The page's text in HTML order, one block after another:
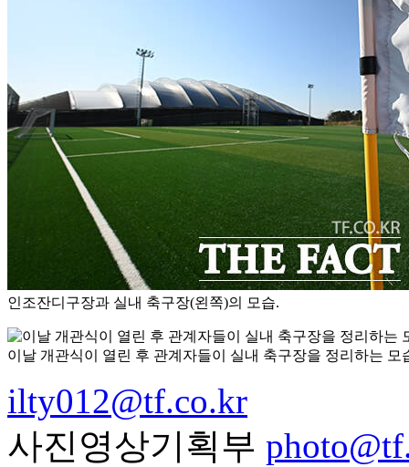
인조잔디구장과 실내 축구장(왼쪽)의 모습.
이날 개관식이 열린 후 관계자들이 실내 축구장을 정리하는 모
ilty012@tf.co.kr
사진영상기획부